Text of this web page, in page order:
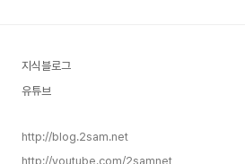
지식블로그
유튜브
http://blog.2sam.net
http://youtube.com/2samnet